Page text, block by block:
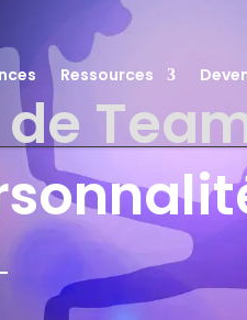
Ressources